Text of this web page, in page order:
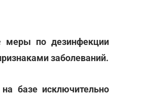
меры по дезинфекции
заболеваний.
базе исключительно